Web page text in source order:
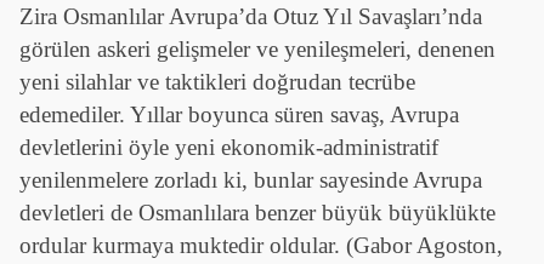
Zira Osmanlılar Avrupa’da Otuz Yıl Savaşları’nda
görülen askeri gelişmeler ve yenileşmeleri, denenen
yeni silahlar ve taktikleri doğrudan tecrübe
edemediler. Yıllar boyunca süren savaş, Avrupa
devletlerini öyle yeni ekonomik-administratif
yenilenmelere zorladı ki, bunlar sayesinde Avrupa
devletleri de Osmanlılara benzer büyük büyüklükte
ordular kurmaya muktedir oldular. (Gabor Agoston,